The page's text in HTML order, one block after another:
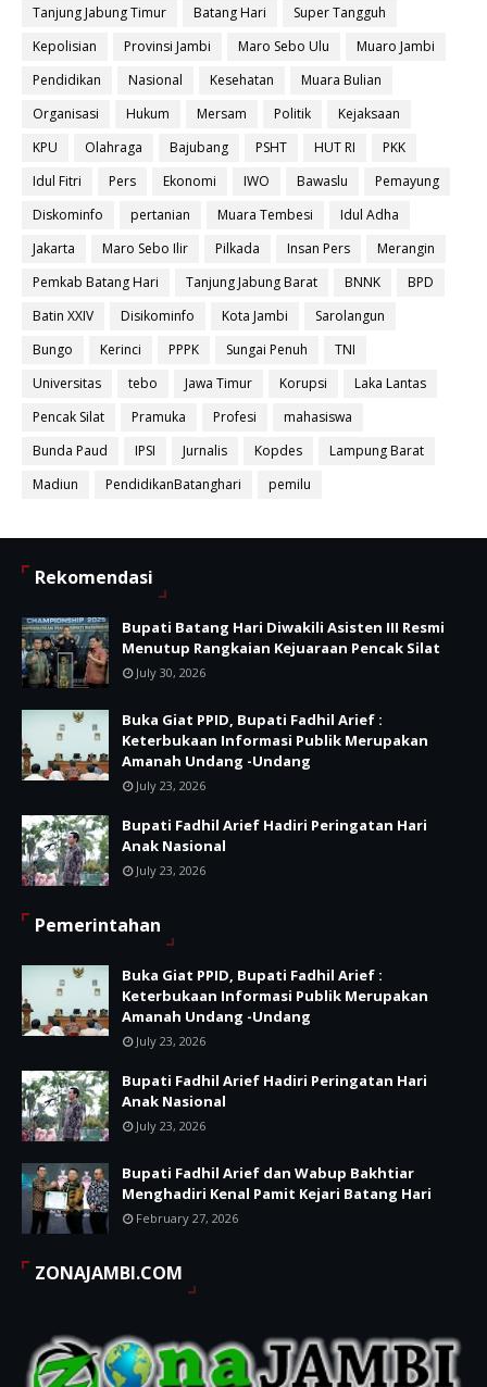
Tanjung Jabung Timur
Batang Hari
Super Tangguh
Kepolisian
Provinsi Jambi Maro Sebo Ulu
Muaro Jambi
Pendidikan
Nasional Kesehatan
Muara Bulian
Organisasi
Hukum Mersam Politik
Kejaksaan
KPU
Olahraga Bajubang PSHT HUT RI
PKK
Idul Fitri
Pers Ekonomi IWO Bawaslu
Pemayung
Diskominfo
pertanian Muara Tembesi
Idul Adha
Jakarta
Maro Sebo Ilir Pilkada Insan Pers
Merangin
Pemkab Batang Hari
Tanjung Jabung Barat BNNK
BPD
Batin XXIV
Disikominfo Kota Jambi
Sarolangun
Bungo
Kerinci PPPK Sungai Penuh
TNI
Universitas
tebo Jawa Timur Korupsi
Laka Lantas
Pencak Silat
Pramuka Profesi
mahasiswa
Bunda Paud
IPSI Jurnalis Kopdes
Lampung Barat
Madiun
PendidikanBatanghari pemilu
Rekomendasi
Bupati Batang Hari Diwakili Asisten III Resmi
Menutup Rangkaian Kejuaraan Pencak Silat
July 30, 2026
Buka Giat PPID, Bupati Fadhil Arief :
Keterbukaan Informasi Publik Merupakan
Amanah Undang -Undang
July 23, 2026
Bupati Fadhil Arief Hadiri Peringatan Hari
Anak Nasional
July 23, 2026
Pemerintahan
Buka Giat PPID, Bupati Fadhil Arief :
Keterbukaan Informasi Publik Merupakan
Amanah Undang -Undang
July 23, 2026
Bupati Fadhil Arief Hadiri Peringatan Hari
Anak Nasional
July 23, 2026
Bupati Fadhil Arief dan Wabup Bakhtiar
Menghadiri Kenal Pamit Kejari Batang Hari
February 27, 2026
ZONAJAMBI.COM